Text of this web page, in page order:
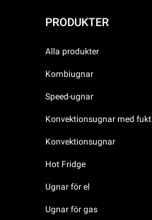
PRODUKTER
Alla produkter
Kombiugnar
Speed-ugnar
Konvektionsugnar med fukt
Konvektionsugnar
Hot Fridge
Ugnar för el
Ugnar för gas